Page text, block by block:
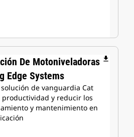
De Motoniveladoras
Edge Systems
file_download
de vanguardia Cat
y reducir los
y mantenimiento en